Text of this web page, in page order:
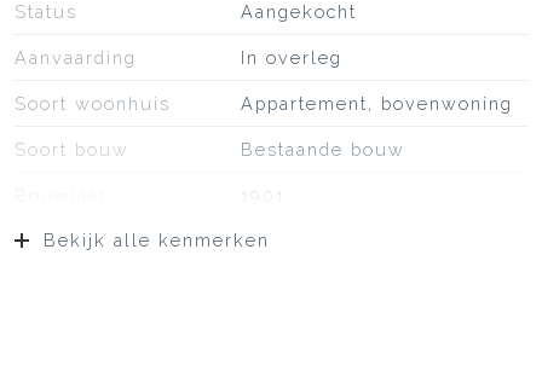
Status Aangekocht
Aanvaarding In overleg
Soort woonhuis Appartement, bovenwoning
Soort bouw Bestaande bouw
1901
Ligging
Aan rustige weg, in
Bekijk alle kenmerken